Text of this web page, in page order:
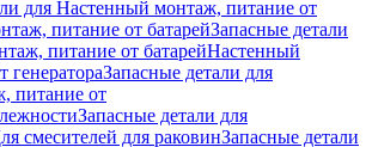
для Настенный монтаж, питание от
питание от батарейЗапасные детали
питание от батарейНастенный
генератораЗапасные детали для
питание от
Запасные детали для
смесителей для раковинЗапасные детали